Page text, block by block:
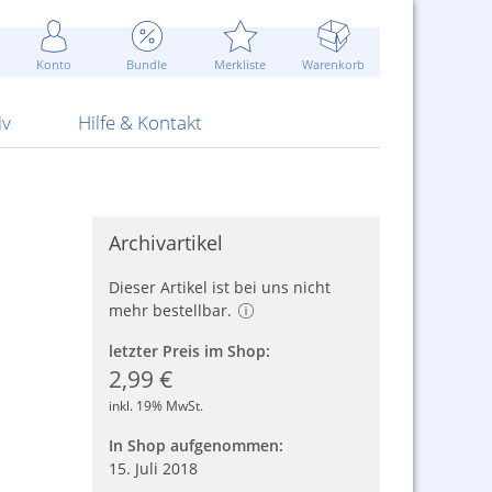
Konto Bundle Merkliste Warenkorb
Attrappen Blitzschnell...
Sommerpreise u.v.m.
ARS Pirotecnia
Hilfe & Kontakt
Kontaktformular
AGB
Archivartikel
Dieser Artikel ist bei uns nicht
mehr bestellbar.
letzter Preis im Shop:
2,99 €
inkl. 19% MwSt.
In Shop aufgenommen:
15. Juli 2018